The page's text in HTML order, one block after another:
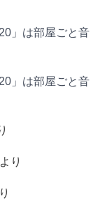
」は部屋ごと音
」は部屋ごと音
より